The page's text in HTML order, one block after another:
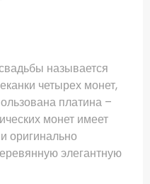
называется
четырех монет,
платина –
монет имеет
оригинально
элегантную